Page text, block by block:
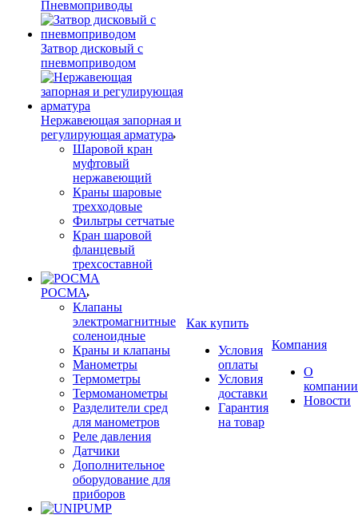
Пневмоприводы
Затвор дисковый с
пневмоприводом
Нержавеющая запорная и
регулирующая арматура
Шаровой кран
муфтовый
нержавеющий
Краны шаровые
трехходовые
Фильтры сетчатые
Кран шаровой
фланцевый
трехсоставной
РОСМА
Клапаны
электромагнитные
соленоидные
Краны и клапаны
Манометры
Термометры
Термоманометры
Разделители сред
для манометров
Реле давления
Датчики
Дополнительное
оборудование для
приборов
Как купить
Условия
оплаты
Условия
доставки
Гарантия
на товар
Компания
О
компании
Новости